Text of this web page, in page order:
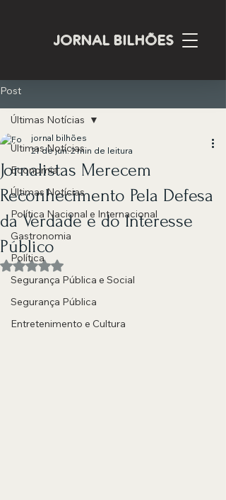
JORNAL BILHÕES
Post
Últimas Notícias
Economia
Últimas Notícias
Política Nacional e Internacional
Gastronomia
Política
Segurança Pública e Social
Segurança Pública
Entretenimento e Cultura
Últimas Notícias
Jornalistas Merecem
Reconhecimento Pela Defesa
da Verdade e do Interesse
Público
jornal bilhões
21 de jun.2 min de leitura
Avaliado com NaN de 5 estrelas.